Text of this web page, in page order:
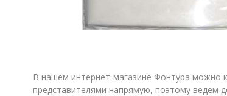
В нашем интернет-магазине Фонтура можно
представителями напрямую, поэтому ведем